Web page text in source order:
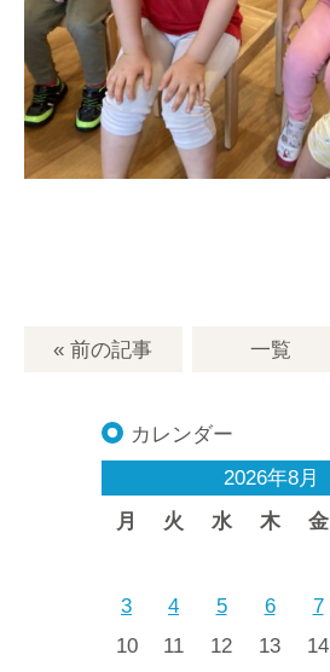
« 前の記事 一覧
カレンダー
2026年8月
月
火 水 木 金
3
4 5 6 7
10
11 12 13 14